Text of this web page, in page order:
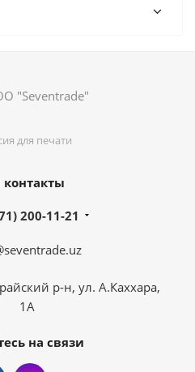
"Seventrade"
для печати
200-11-21
р-н, ул. А.Каххара,
1А
на связи